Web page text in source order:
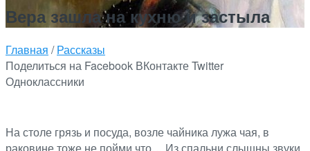
Вера зашла на кухню и застыла
Главная /Рассказы
Поделиться на Facebook ВКонтактеTwitter
Одноклассники
На столе грязь и посуда, возле чайника лужа чая, в
раковине тоже не пойми что… Из спальни слышны звуки